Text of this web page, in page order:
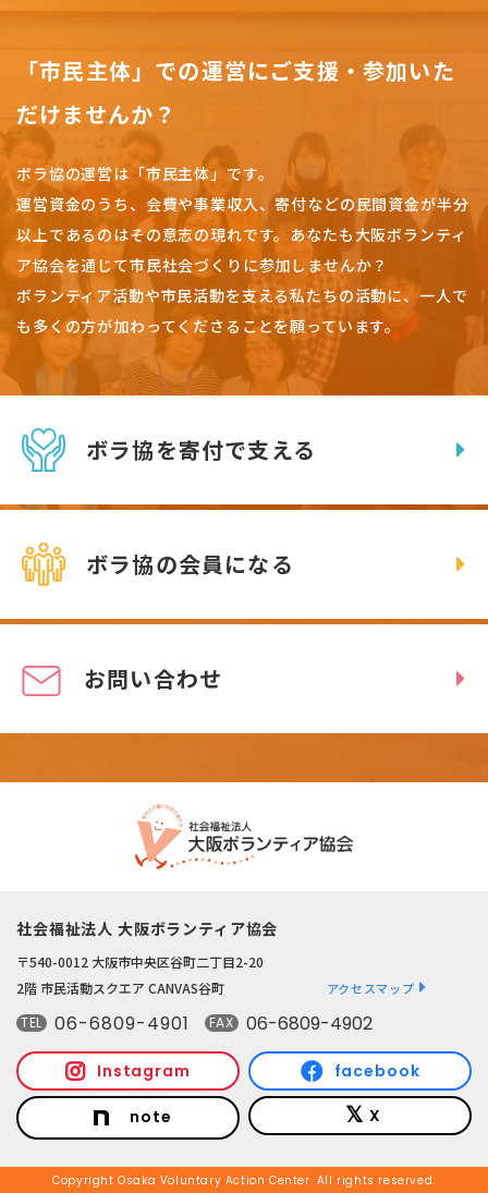
「市民主体」での運営にご支援・参加いた
だけませんか？
ボラ協の運営は「市民主体」です。
運営資金のうち、会費や事業収入、寄付などの民間資金が半分
以上であるのはその意志の現れです。 あなたも大阪ボランティ
ア協会を通じて市民社会づくりに参加しませんか？
ボランティア活動や市民活動を支える私たちの活動に、一人で
も多くの方が加わってくださることを願っています。
ボラ協を寄付で支える
ボラ協の会員になる
お問い合わせ
社会福祉法人 大阪ボランティア協会
〒540-0012 大阪市中央区谷町二丁目2-20
2階 市民活動スクエア CANVAS谷町
アクセスマップ
TEL 06-6809-4901 FAX 06-6809-4902
Instagram facebook
note X
Copyright Osaka Voluntary Action Center. All rights reserved.